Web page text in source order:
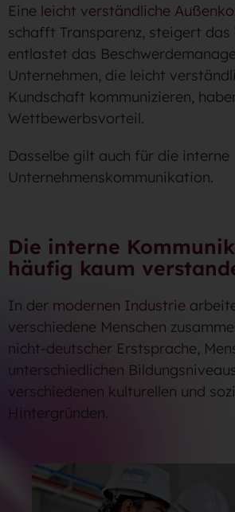
Eine leicht verständliche
schafft Transparenz, steigert das
entlastet das
Unternehmen, die leicht
Kundschaft kommunizieren,
Wettbewerbsvorteil.
Dasselbe gilt auch für die interne
Unternehmenskommunikation.
Die interne
häufig kaum
In der modernen Industrie
verschiedene Menschen
nicht-deutscher Erstsprache,
unterschiedlichen
verschiedenen kulturellen und
Hintergründen.